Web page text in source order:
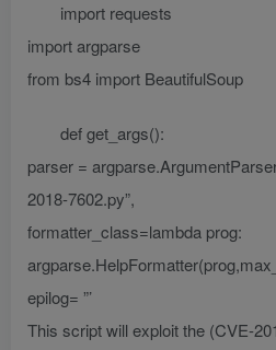
import requests
import argparse
from bs4 import BeautifulSoup
def get_args():
parser =
2018-7602.py”,
formatter_class=lambda prog:
epilog= ”’
This script will exploit the (CVE-